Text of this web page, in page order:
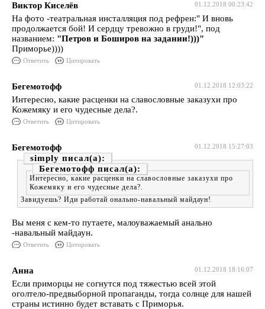
01.12.2018 00:23:42
Виктор Киселёв
На фото -театральная инсталляция под рефрен:" И вновь
продолжается бой! И сердцу тревожно в груди!", под
названием: "Петров и Боширов на задании!)))"
Приморье))))
Ответить Цитировать
01.12.2018 12:03:22
Бегемотофф
Интересно, какие расценки на славословные заказухи про
Кожемяку и его чудесные дела?.
Ответить Цитировать
01.12.2018 15:27:03
Бегемотофф
simply
Бегемотофф
Интересно, какие расценки на славословные заказухи про
Кожемяку и его чудесные дела?.
Завидуешь? Иди работай онально-навальный майдаун!
Вы меня с кем-то путаете, малоуважаемый анально
-навальный майдаун.
Ответить Цитировать
01.12.2018 18:16:07
Анна
Если приморцы не согнутся под тяжестью всей этой
оголтело-предвыборной пропаганды, тогда солнце для нашей
страны истинно будет вставать с Приморья.